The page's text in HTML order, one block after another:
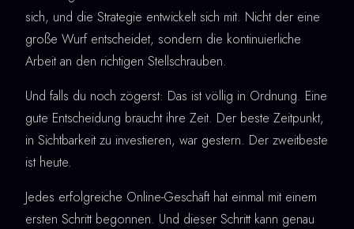
sich, und die Strategie entwickelt sich mit. Nicht der eine
große Wurf entscheidet, sondern die kontinuierliche
Arbeit an den richtigen Stellschrauben.
Und falls du noch zögerst: Das ist völlig in Ordnung. Eine
gute Entscheidung braucht ihre Zeit. Der beste Zeitpunkt,
in Sichtbarkeit zu investieren, war gestern. Der zweitbeste
ist heute.
Jedes erfolgreiche Online-Geschäft hat einmal mit einem
ersten Schritt begonnen. Und dieser Schritt kann genau